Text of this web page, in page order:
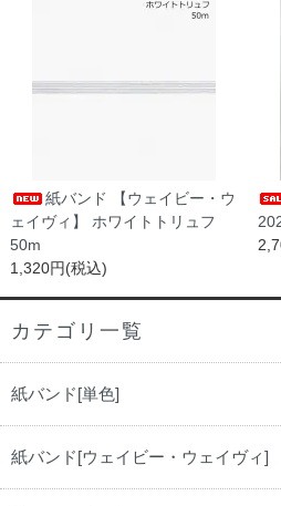
紙バンド 【ウェイビー・ウ
ェイヴィ】 ホワイトトリュフ
50m
1,320円(税込)
カテゴリ一覧
紙バンド[単色]
紙バンド[ウェイビー・ウェイヴィ]